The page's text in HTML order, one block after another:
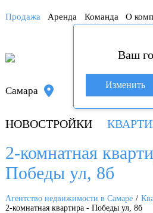
Продажа Аренда Команда О
Самара
НОВОСТРОЙКИ
Ваш
Изменить
2-комнатная
Победы ул, 8б
Агентство недвижимости в Самаре
2-комнатная квартира - Победы ул, 8б